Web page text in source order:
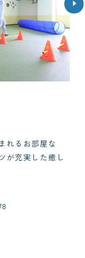
れるお部屋な
が充実した癒し